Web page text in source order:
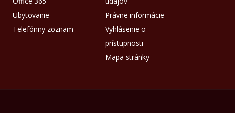
Ubytovanie
Telefónny zoznam
Právne informácie
Vyhlásenie o
prístupnosti
Mapa stránky